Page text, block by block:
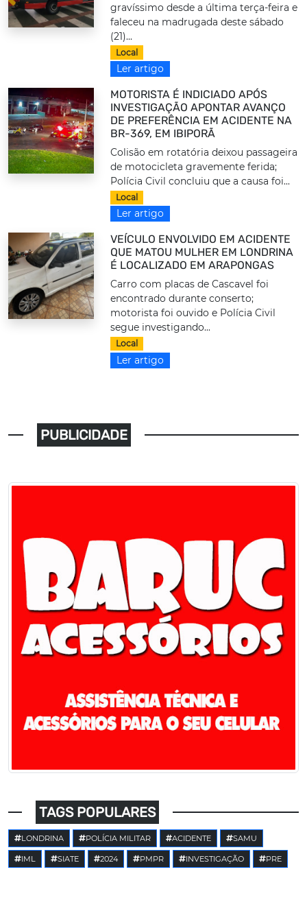
gravíssimo desde a última terça-feira e
faleceu na madrugada deste sábado
(21)...
Local
Ler artigo
MOTORISTA É INDICIADO APÓS
INVESTIGAÇÃO APONTAR AVANÇO
DE PREFERÊNCIA EM ACIDENTE NA
BR-369, EM IBIPORÃ
Colisão em rotatória deixou passageira
de motocicleta gravemente ferida;
Polícia Civil concluiu que a causa foi...
Local
Ler artigo
VEÍCULO ENVOLVIDO EM ACIDENTE
QUE MATOU MULHER EM LONDRINA
É LOCALIZADO EM ARAPONGAS
Carro com placas de Cascavel foi
encontrado durante conserto;
motorista foi ouvido e Polícia Civil
segue investigando...
Local
Ler artigo
PUBLICIDADE
TAGS POPULARES
LONDRINA POLÍCIA MILITAR ACIDENTE SAMU
IML SIATE 2024 PMPR INVESTIGAÇÃO PRE